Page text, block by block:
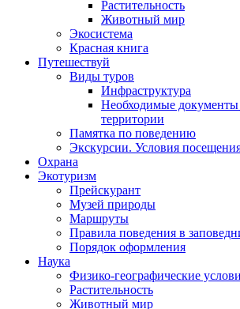
Растительность
Животный мир
Экосистема
Красная книга
Путешествуй
Виды туров
Инфраструктура
Необходимые
территории
Памятка по поведению
Экскурсии. Условия
Охрана
Экотуризм
Прейскурант
Музей природы
Маршруты
Правила поведения в
Порядок оформления
Наука
Физико-географические
Растительность
Животный мир